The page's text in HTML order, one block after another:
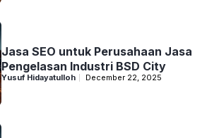
Jasa SEO untuk Perusahaan Jasa
Pengelasan Industri BSD City
Yusuf Hidayatulloh December 22, 2025